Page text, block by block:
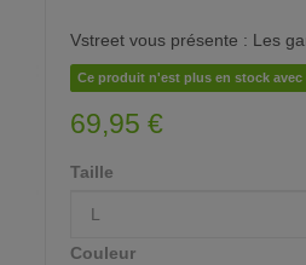
Vstreet vous présente : Les
Ce produit n'est plus en stock
69,95 €
Taille
Couleur